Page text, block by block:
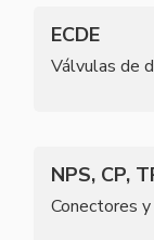
ECDE
Válvulas de
NPS, CP,
Conectores